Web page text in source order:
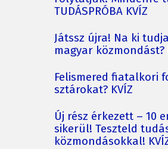
TUDÁSPRÓBA KVÍZ
Játssz újra! Na ki
magyar közmondást?
Felismered fiatalkori
sztárokat? KVÍZ
Új rész érkezett – 10
sikerül! Teszteld
közmondásokkal!